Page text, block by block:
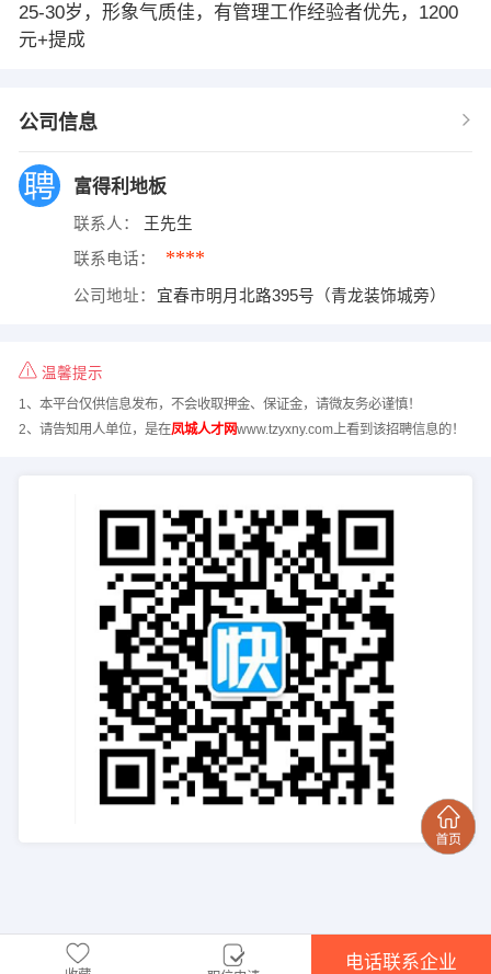
25-30岁，形象气质佳，有管理工作经验者优先，1200
元+提成
公司信息
富得利地板
联系人： 王先生
联系电话： ****
公司地址： 宜春市明月北路395号（青龙装饰城旁）
温馨提示
1、本平台仅供信息发布，不会收取押金、保证金，请微友务必谨慎！
2、请告知用人单位，是在凤城人才网www.tzyxny.com上看到该招聘信息的！
电话联系企业